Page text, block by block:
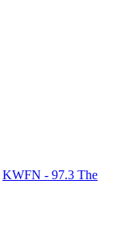
KWFN - 97.3 The